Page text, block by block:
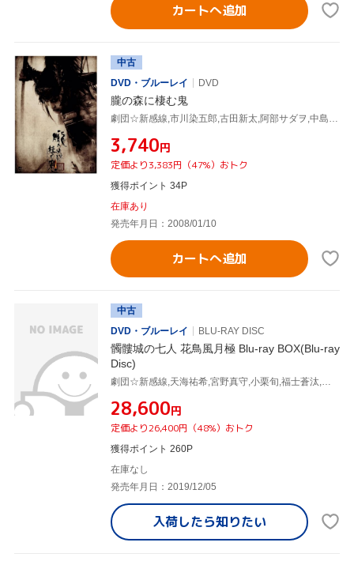
カートへ追加
中古
DVD・ブルーレイ
DVD
朧の森に棲む鬼
¥3,740円
定価より3,383円（47%）おトク
獲得ポイント 34P
在庫あり
発売年月日：2008/01/10
カートへ追加
中古
DVD・ブルーレイ
BLU-RAY DISC
髑髏城の七人 花鳥風月極 Blu-ray BOX(Blu-ray
Disc)
¥28,600円
定価より26,400円（48%）おトク
獲得ポイント 260P
在庫なし
発売年月日：2019/12/05
入荷したら知りたい